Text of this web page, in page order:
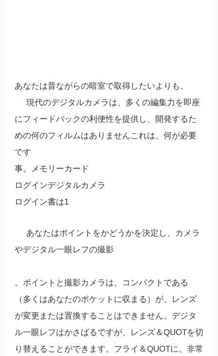
あなたは昔ながらの暗室で取得したいよりも、
現代のデジタルカメラは、多くの編集力を即座
にフィードバックの利便性を提供し、開発するた
めの何のフィルムはありませんこれは、何が必要
です
事。メモリーカード
ログインデジタルカメラ
ログイン書は1
あなたはポイントをかどうかを決定し、カメラ
やデジタル一眼レフの撮影
。ポイントと撮影カメラは、コンパクトである
（多くはあなたのポケットに収まる）が、レンズ
が変更または置換することはできません。デジタ
ル一眼レフはかさばるですが、レンズ＆QUOTを切
り替えることができます。フライ＆QUOTに。非常